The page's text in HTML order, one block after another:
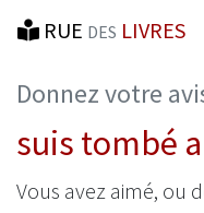
RUE DES LIVRES
Donnez votre
suis tombé
Vous avez aimé, ou